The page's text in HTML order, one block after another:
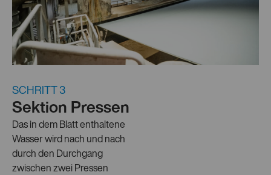
SCHRITT 3
Sektion Pressen
Das in dem Blatt enthaltene
Wasser wird nach und nach
durch den Durchgang
zwischen zwei Pressen